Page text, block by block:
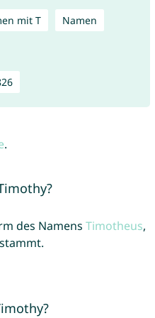
mit T Namen
.
des Namens Timotheus,